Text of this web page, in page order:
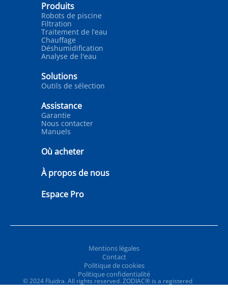
Produits
Robots de piscine
Filtration
Traitement de l’eau
Chauffage
Déshumidification
Analyse de l'eau
Solutions
Outils de sélection
Assistance
Garantie
Nous contacter
Manuels
Où acheter
À propos de nous
Espace Pro
Mentions légales
Contact
Politique de cookies
Politique confidentialité
© 2024 Fluidra. All rights reserved. ZODIAC® is a registered
trademark of Zodiac International, S.A.S.U., used under license.